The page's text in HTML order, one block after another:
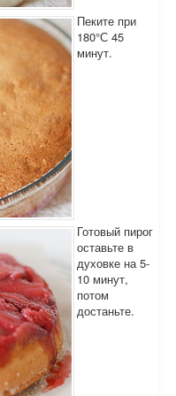
Пеките при
180°С 45
минут.
Готовый пирог
оставьте в
духовке на 5-
10 минут,
потом
достаньте.